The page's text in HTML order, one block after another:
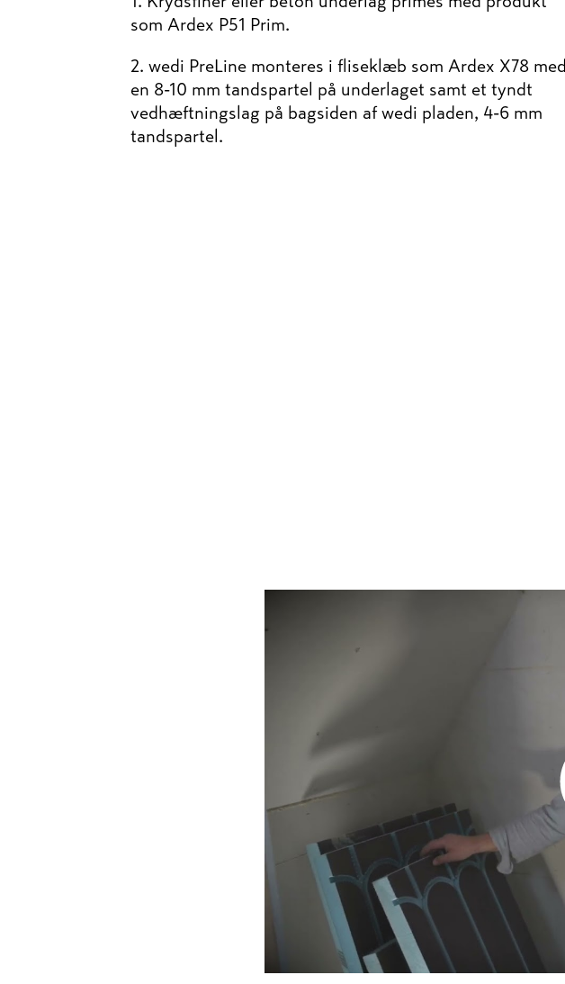
som Ardex P51 Prim.
2. wedi PreLine monteres i fliseklæb som Ardex X78 med
en 8-10 mm tandspartel på underlaget samt et tyndt
vedhæftningslag på bagsiden af wedi pladen, 4-6 mm
tandspartel​​​.